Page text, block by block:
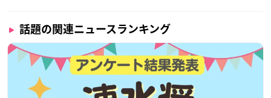
話題の関連ニュースランキング